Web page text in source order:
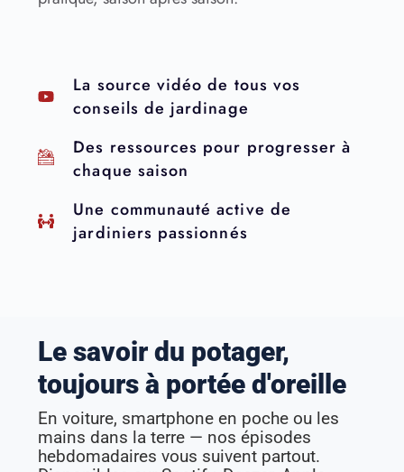
La source vidéo de tous vos
conseils de jardinage
Des ressources pour progresser à
chaque saison
Une communauté active de
jardiniers passionnés
Le savoir du potager,
toujours à portée d'oreille
En voiture, smartphone en poche ou les
mains dans la terre — nos épisodes
hebdomadaires vous suivent partout.